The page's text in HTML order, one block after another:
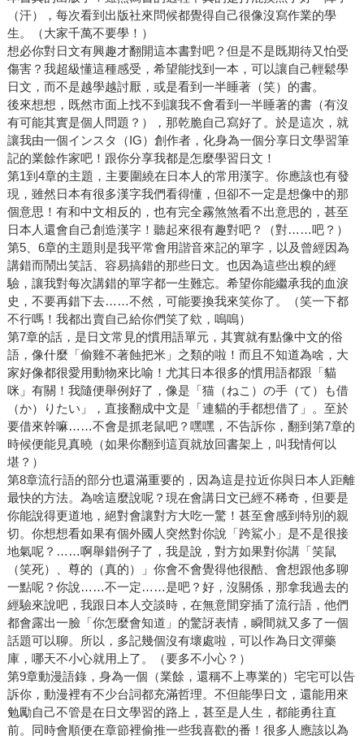
（汗），每次看到出版社來問候都覺得自己很像沒寫作業的學
生。（大家千萬不要學！）
想必你對日文有興趣才翻開這本書對吧？但是不是既期待又怕受
傷害？我超級懂這種感受，希望能找到一本，可以讓自己輕鬆學
日文，而不是越學越討厭，或是看到一半睡著（笑）的書。
後來想想，既然市面上找不到讓我不會看到一半睡著的書（有沒
有可能其實是個人問題？），那乾脆自己寫好了。於是這次，就
讓我由一個インスタ（IG）創作者，化身為一個分享日文學習筆
記的業餘作家吧！跟你分享我都是怎麼學習日文！
第1到4章的主題，主要圍繞在日本人的常用漢字。你應該也有發
現，雖然日本有很多漢字我們看得懂，但卻不一定是想像中的那
個意思！有和中文相反的，也有完全霧煞煞看不出意思的，甚至
日本人還會自己創造漢字！聽起來很有趣對吧？（對……吧？）
第5、6章的主題則是我平常會用諧音來記的單字，以及曾經因為
講錯而鬧出笑話、容易搞錯的那些日文。也因為這些出糗的經
驗，讓我對每次講錯的單字都一生難忘。希望你能繼承我的血淚
史，不要再錯下去……不然，可能要換我來笑你了。（笑一下都
不行嗎！我都出賣自己給你們笑了欸，嗚嗚）
第7章的話，是日文常見的慣用語單元，其實就有點像中文的俗
語，像什麼「偷雞不著蝕把米」之類的啦！而且不知道為啥，大
家好像都很愛用動物來比喻！尤其日本很多的慣用語都跟「貓
咪」有關！我隨便舉例好了，像是「猫（ねこ）の手（て）も借
（か）りたい」，直接翻成中文是「連貓的手都想借了」。至於
要借來幹嘛……不會是抓老鼠吧？嘿嘿，不告訴你，翻到第7章的
時候便能見真曉（如果你翻到這頁就放回書架上，叫我情何以
堪？）
第8章流行語的部分也還滿重要的，因為這是拉近你與日本人距離
最快的方法。為啥這麼說呢？現在會講日文已經不稀奇，但要是
你能說得更道地，絕對會讓對方大吃一驚！甚至會感到特別的親
切。你想想看如果有個外國人突然對你說「跨鯊小」是不是很接
地氣呢？……啊舉錯例子了，我是說，對方如果對你講「笑鼠
（笑死）、尊的（真的）」你會不會覺得他很酷、會想跟他多聊
一點呢？你說……不一定……是吧？好，沒關係，那拿我過去的
經驗來說吧，我跟日本人交談時，在無意間穿插了流行語，他們
都會露出一臉「你怎麼會知道」的驚訝表情，瞬間就又多了一個
話題可以聊。所以，多記幾個沒有壞處啦，可以作為日文彈藥
庫，哪天不小心就用上了。（要多不小心？）
第9章動漫語錄，身為一個（業餘，還稱不上專業的）宅宅可以告
訴你，動漫裡有不少台詞都充滿哲理。不但能學日文，還能用來
勉勵自己不管是在日文學習的路上，甚至是人生，都能勇往直
前。同時會順便在章節裡偷推一些我喜歡的番！很多人應該以為